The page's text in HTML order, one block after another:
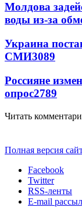
Молдова
воды из-за
Украина
СМИ3089
Россияне
опрос2789
Читать
Полная версия
Facebook
Twitter
RSS-ленты
E-mail